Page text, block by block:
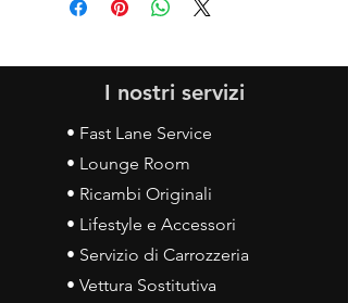
I nostri servizi
• Fast Lane Service
• Lounge Room
• Ricambi Originali
• Lifestyle e Accessori
• Servizio di Carrozzeria
• Vettura Sostitutiva